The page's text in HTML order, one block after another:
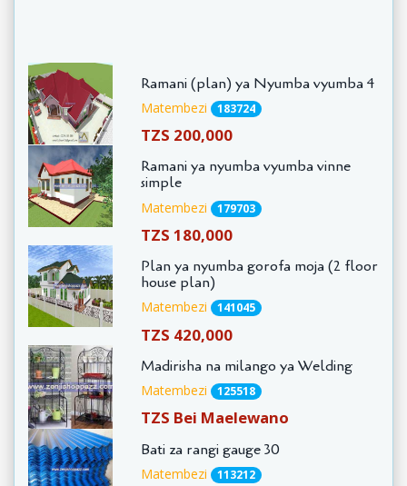
Ramani (plan) ya Nyumba vyumba 4
Matembezi 183724
TZS 200,000
Ramani ya nyumba vyumba vinne
simple
Matembezi 179703
TZS 180,000
Plan ya nyumba gorofa moja (2 floor
house plan)
Matembezi 141045
TZS 420,000
Madirisha na milango ya Welding
Matembezi 125518
TZS Bei Maelewano
Bati za rangi gauge 30
Matembezi 113212